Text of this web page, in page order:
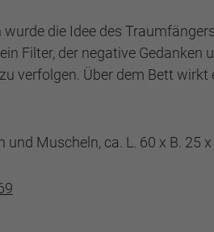
wurde die Idee des
Filter, der negative
verfolgen. Über dem Bett
und Muscheln, ca. L. 60 x B. 25